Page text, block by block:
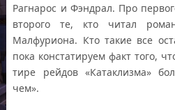
Рагнарос и Фэндрал. Про
второго те, кто читал
Малфуриона. Кто такие все
пока констатируем факт того,
тире рейдов «Катаклизма»
чем».